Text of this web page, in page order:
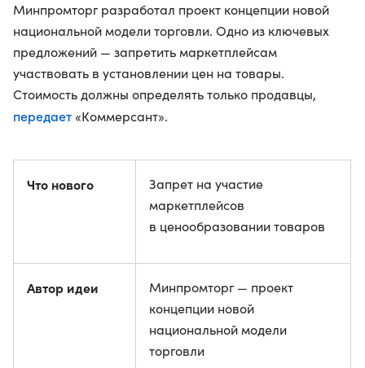
Минпромторг разработал проект концепции новой
национальной модели торговли. Одно из ключевых
предложений — запретить маркетплейсам
участвовать в установлении цен на товары.
Стоимость должны определять только продавцы,
передает «Коммерсант».
Что нового
Запрет на участие
маркетплейсов
в ценообразовании товаров
Автор идеи
Минпромторг — проект
концепции новой
национальной модели
торговли